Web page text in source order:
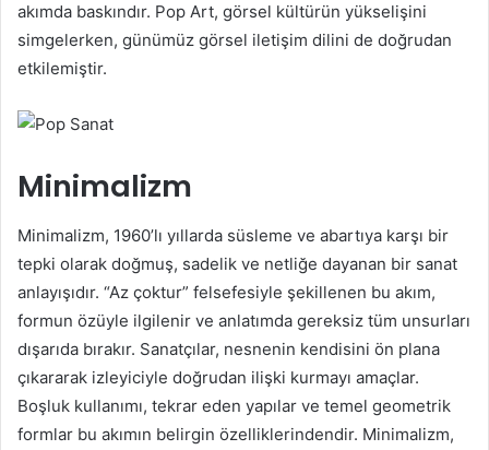
akımda baskındır. Pop Art, görsel kültürün yükselişini
simgelerken, günümüz görsel iletişim dilini de doğrudan
etkilemiştir.
Minimalizm
Minimalizm, 1960’lı yıllarda süsleme ve abartıya karşı bir
tepki olarak doğmuş, sadelik ve netliğe dayanan bir sanat
anlayışıdır. “Az çoktur” felsefesiyle şekillenen bu akım,
formun özüyle ilgilenir ve anlatımda gereksiz tüm unsurları
dışarıda bırakır. Sanatçılar, nesnenin kendisini ön plana
çıkararak izleyiciyle doğrudan ilişki kurmayı amaçlar.
Boşluk kullanımı, tekrar eden yapılar ve temel geometrik
formlar bu akımın belirgin özelliklerindendir. Minimalizm,